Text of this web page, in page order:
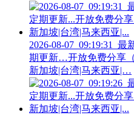
2026-08-07_09:19:31_
期更新…开放免费分享
新加坡|台湾|马来西亚|…